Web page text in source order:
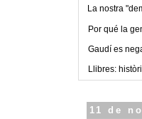
La nostra
Por qué la
Gaudí es
Llibres:
11 de